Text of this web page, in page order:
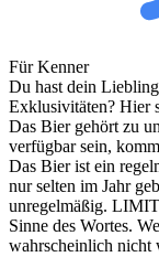
Für Kenner
Du hast dein
Exklusivitäten? Hier
Das Bier gehört zu
verfügbar sein,
Das Bier ist ein
nur selten im Jahr
unregelmäßig.
Sinne des Wortes.
wahrscheinlich nicht